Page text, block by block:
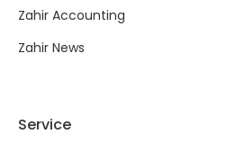
Zahir Accounting
Zahir News
Service